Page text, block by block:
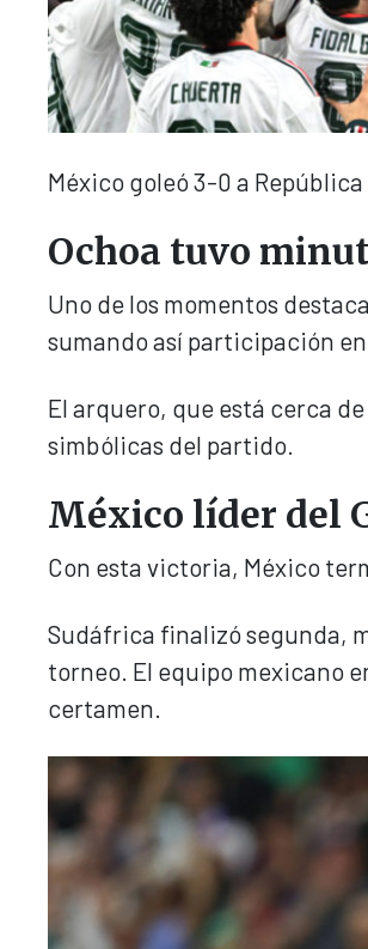
México goleó 3-0 a
Ochoa tuvo
Uno de los momentos
sumando así participación
El arquero, que está cerca
simbólicas del partido.
México líder del
Con esta victoria, México
Sudáfrica finalizó segunda,
torneo. El equipo mexicano
certamen.